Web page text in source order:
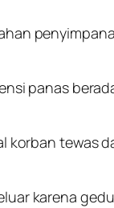
panas
tewas
karena